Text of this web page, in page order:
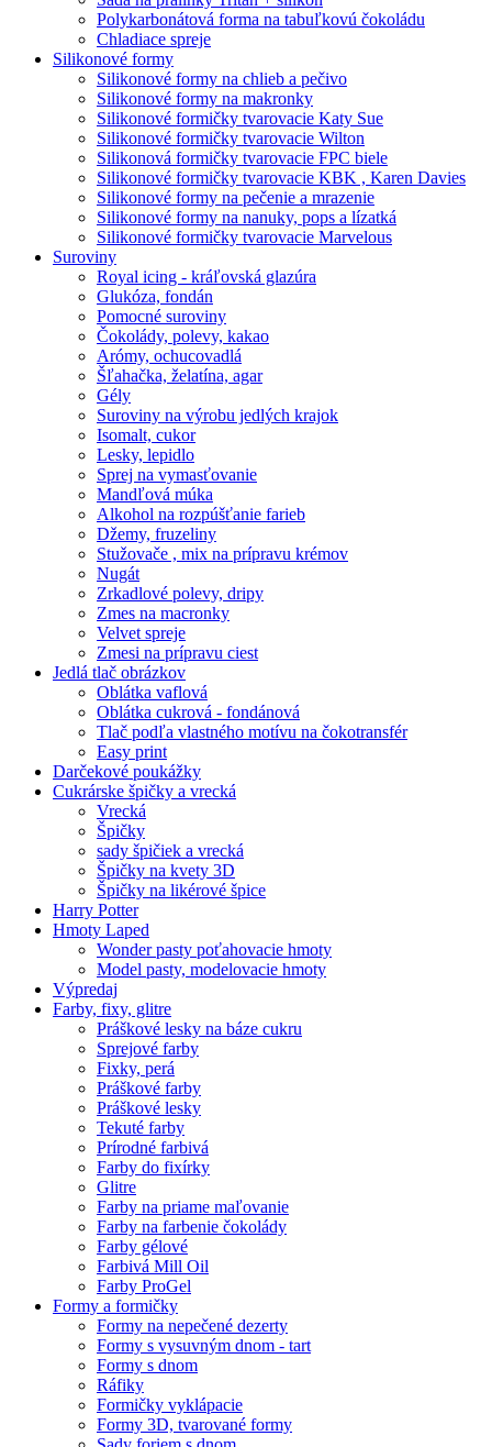
Polykarbonátová forma na tabuľkovú čokoládu
Chladiace spreje
Silikonové formy
Silikonové formy na chlieb a pečivo
Silikonové formy na makronky
Silikonové formičky tvarovacie Katy Sue
Silikonové formičky tvarovacie Wilton
Silikonová formičky tvarovacie FPC biele
Silikonové formičky tvarovacie KBK , Karen Davies
Silikonové formy na pečenie a mrazenie
Silikonové formy na nanuky, pops a lízatká
Silikonové formičky tvarovacie Marvelous
Suroviny
Royal icing - kráľovská glazúra
Glukóza, fondán
Pomocné suroviny
Čokolády, polevy, kakao
Arómy, ochucovadlá
Šľahačka, želatína, agar
Gély
Suroviny na výrobu jedlých krajok
Isomalt, cukor
Lesky, lepidlo
Sprej na vymasťovanie
Mandľová múka
Alkohol na rozpúšťanie farieb
Džemy, fruzeliny
Stužovače , mix na prípravu krémov
Nugát
Zrkadlové polevy, dripy
Zmes na macronky
Velvet spreje
Zmesi na prípravu ciest
Jedlá tlač obrázkov
Oblátka vaflová
Oblátka cukrová - fondánová
Tlač podľa vlastného motívu na čokotransfér
Easy print
Darčekové poukážky
Cukrárske špičky a vrecká
Vrecká
Špičky
sady špičiek a vrecká
Špičky na kvety 3D
Špičky na likérové špice
Harry Potter
Hmoty Laped
Wonder pasty poťahovacie hmoty
Model pasty, modelovacie hmoty
Výpredaj
Farby, fixy, glitre
Práškové lesky na báze cukru
Sprejové farby
Fixky, perá
Práškové farby
Práškové lesky
Tekuté farby
Prírodné farbivá
Farby do fixírky
Glitre
Farby na priame maľovanie
Farby na farbenie čokolády
Farby gélové
Farbivá Mill Oil
Farby ProGel
Formy a formičky
Formy na nepečené dezerty
Formy s vysuvným dnom - tart
Formy s dnom
Ráfiky
Formičky vyklápacie
Formy 3D, tvarované formy